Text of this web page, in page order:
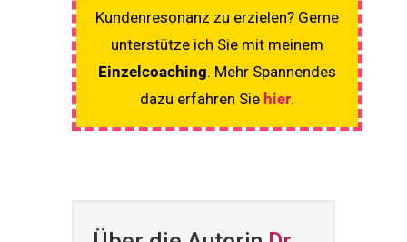
Kundenresonanz zu erzielen? Gerne
unterstütze ich Sie mit meinem
Einzelcoaching. Mehr Spannendes
dazu erfahren Sie hier.